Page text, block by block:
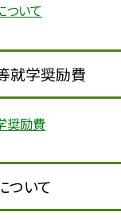
いて
就学奨励費
奨励費
ついて